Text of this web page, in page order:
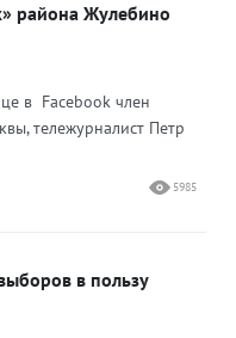
района Жулебино
в Facebook член
тележурналист Петр
5985
в пользу